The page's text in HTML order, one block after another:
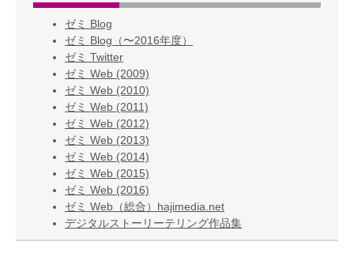
ゼミ Blog
ゼミ Blog（〜2016年度）
ゼミ Twitter
ゼミ Web (2009)
ゼミ Web (2010)
ゼミ Web (2011)
ゼミ Web (2012)
ゼミ Web (2013)
ゼミ Web (2014)
ゼミ Web (2015)
ゼミ Web (2016)
ゼミ Web（総合）hajimedia.net
デジタルストーリーテリング作品集